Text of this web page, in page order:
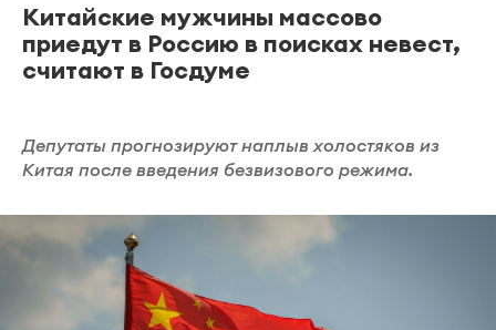
Китайские мужчины массово
приедут в Россию в поисках невест,
считают в Госдуме
Депутаты прогнозируют наплыв холостяков из
Китая после введения безвизового режима.